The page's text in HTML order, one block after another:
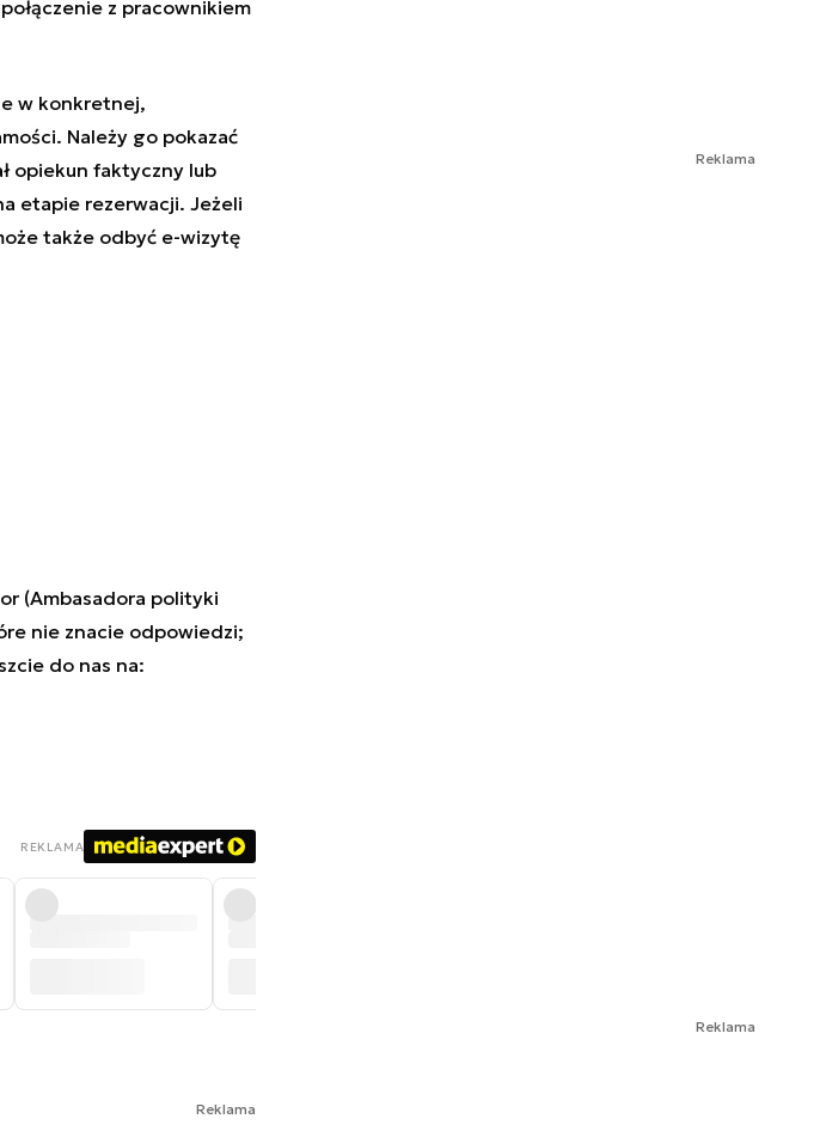
z pracownikiem
w konkretnej,
Należy go pokazać
opiekun faktyczny lub
etapie rezerwacji. Jeżeli
także odbyć e-wizytę
(Ambasadora polityki
nie znacie odpowiedzi;
do nas na:
REKLAMA
Reklama
Reklama
Reklama